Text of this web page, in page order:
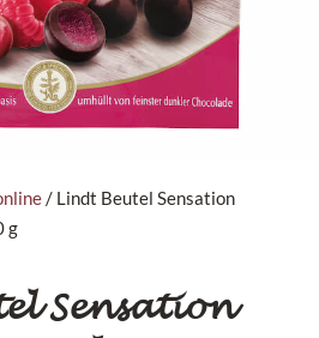
/ Lindt Beutel Sensation
g
Sensation